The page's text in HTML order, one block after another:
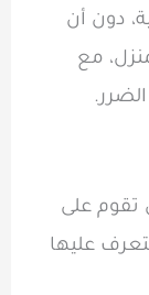
دون أن
مع
تقوم على
عليها